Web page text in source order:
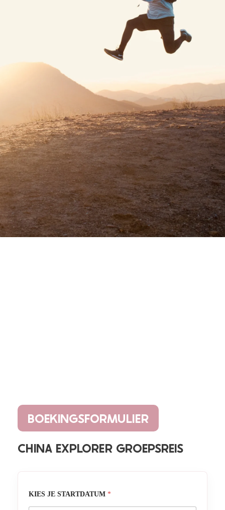
BOEKINGSFORMULIER
CHINA EXPLORER GROEPSREIS
KIES JE STARTDATUM *